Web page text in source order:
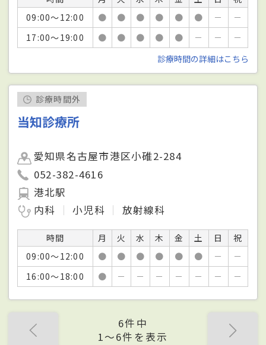
09:00～12:00
● ● ● ● ● ● －
－
17:00～19:00
● ● ● ● ● － －
－
診療時間の詳細はこちら
診療時間外
当知診療所
愛知県名古屋市港区小碓2-284
052-382-4616
港北駅
内科
小児科 放射線科
時間 月 火 水 木 金 土 日
祝
09:00～12:00
● ● ● ● ● ● －
－
16:00～18:00
● － － － － － － －
6件中
1〜6件を表示